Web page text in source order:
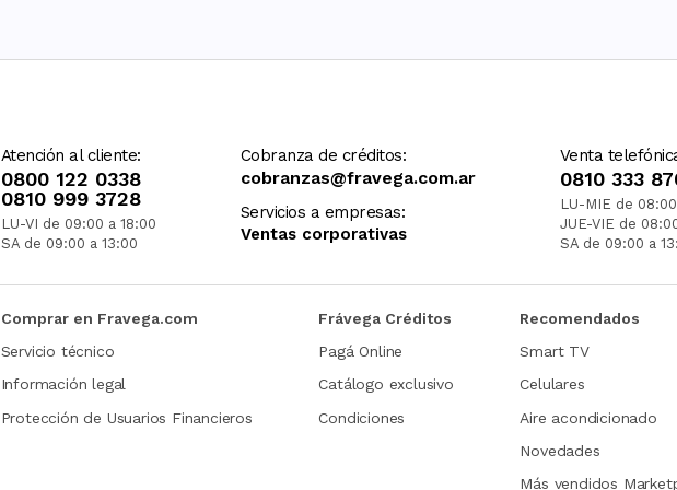
Atención al cliente:
0800 122 0338
0810 999 3728
LU-VI de 09:00 a 18:00
SA de 09:00 a 13:00
Cobranza de créditos:
cobranzas@fravega.com.ar
Servicios a empresas:
Ventas corporativas
Venta
0810 333
LU-MIE de
JUE-VIE de
SA de 09:00 a
Comprar en Fravega.com
Servicio técnico
Información legal
Protección de Usuarios Financieros
Frávega Créditos
Pagá Online
Catálogo exclusivo
Condiciones
Recomendados
Smart TV
Celulares
Aire acondicionado
Novedades
Más vendidos